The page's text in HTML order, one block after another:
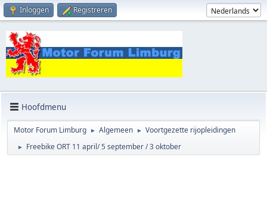
Inloggen Registreren
Hoofdmenu
Motor Forum Limburg ► Algemeen ► Voortgezette rijopleidingen
► Freebike ORT 11 april/ 5 september / 3 oktober